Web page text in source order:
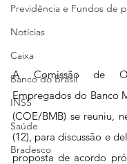
Previdência e Fundos de
Notícias
Caixa
Banco do Brasil
INSS
Saúde
Bradesco
A Comissão de
Empregados do Banco
(COE/BMB) se reuniu,
(12), para discussão e
proposta de acordo